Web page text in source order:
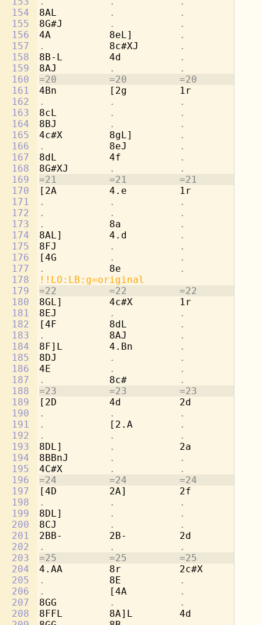
154
155
156
157
158
159
160
161
162
163
164
165
166
167
168
169
170
171
172
173
174
175
176
177
178
179
180
181
182
183
184
185
186
187
188
189
190
191
192
193
194
195
196
197
198
199
200
201
202
203
204
205
206
207
208
8AL
.           .
8G#J
.           .           .
4A          8eL]
.
. 8c#XJ
.           .
8B-L        4d
.           .
8AJ
.           .           .
=20         =20         =20
4Bn         [2g         1r
.           .           .
8cL
.           .
8BJ
.           .           .
4c#X        8gL]
.
. 8eJ
.           .
8dL         4f
.
8G#XJ
.           .           .
=21         =21         =21
[2A         4.e         1r
.           .           .
.           .           .
. 8a
.           .
8AL]        4.d
.
8FJ
.           .           .
[4G
.           .
. 8e
.           .
!!LO:LB:g=original
=22         =22         =22
8GL]        4c#X        1r          2a
8EJ
.           .           .
[4F         8dL
.           .
. 8AJ
.           .
8F]L        4.Bn
.
8DJ
.           .           .
4E
.           .
. 8c#
.           .
=23         =23         =23
[2D         4d          2d
.           .           .
.
[2.A .
.           .           .
8DL]
. 2a
8BBnJ
.           .           .
4C#X
.           .           .
=24         =24         =24
[4D         2A]         2f
.           .           .
8DL]
.           .
8CJ
.           .           .
2BB-        2B-         2d
.           .           .
=25         =25         =25
4.AA        8r          2c#X        2a
. 8E
.           .
.
[4A
.           .
8GG
.           .           .
8FFL        8A]L        4d          2r